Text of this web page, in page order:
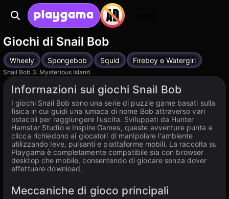
Giochi di Snail Bob
Wheely Spongebob Squid Fireboy e Watergirl
Snail Bob 3: Mysterious Island
Informazioni sui giochi Snail Bob
I giochi Snail Bob sono una serie di puzzle game basati sulla
fisica in cui guidi una lumaca di nome Bob attraverso vari
ostacoli per raggiungere l'uscita. Sviluppati da Hunter
Hamster Studio e Inspire Games, queste avventure punta e
clicca richiedono ai giocatori di manipolare l'ambiente
utilizzando leve, pulsanti e piattaforme mobili. La raccolta su
Playgama è completamente compatibile sia con browser
desktop che mobile, consentendo di giocare senza dover
effettuare download.
Meccaniche di gioco principali